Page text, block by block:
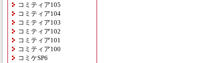
コミティア105
コミティア104
コミティア103
コミティア102
コミティア101
コミティア100
コミケSP6